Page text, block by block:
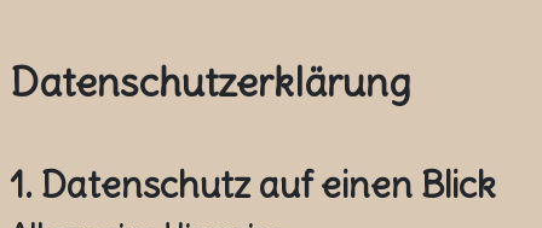
Datenschutzerklärung
1. Datenschutz auf einen Blick